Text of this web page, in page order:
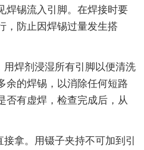
焊锡流入引脚。在焊接时要
，防止因焊锡过量发生搭
焊剂浸湿所有引脚以便清洗
余的焊锡，以消除任何短路
否有虚焊，检查完成后，从
拿。用镊子夹持不可加到引